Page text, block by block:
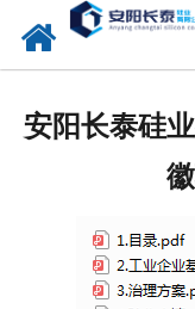
安阳长泰硅